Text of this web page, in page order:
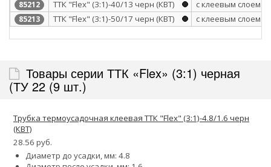
85212 ТТК "Flex" (3:1)-40/13 черн (КВТ) с клеевым слоем
85213 ТТК "Flex" (3:1)-50/17 черн (КВТ) с клеевым слоем
Товары серии ТТК «Flex» (3:1) черная
(ТУ 22 (9 шт.)
Трубка термоусадочная клеевая ТТК "Flex" (3:1)-4.8/1.6 черн
(КВТ)
28.56 руб.
Диаметр до усадки, мм: 4.8